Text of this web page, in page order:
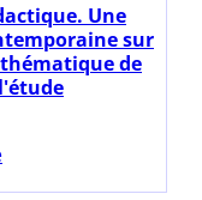
Une
sur
de